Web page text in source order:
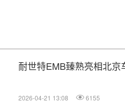
耐世特EMB臻熟亮相北
2026-04-21 13:08 6155